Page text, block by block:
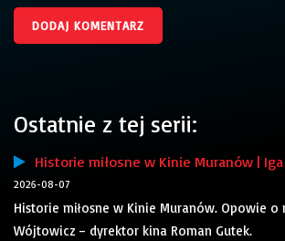
Ostatnie z tej serii:
Historie miłosne w Kinie Muranów |
2026-08-07
Historie miłosne w Kinie Muranów. Opowie o
Wójtowicz – dyrektor kina Roman Gutek.